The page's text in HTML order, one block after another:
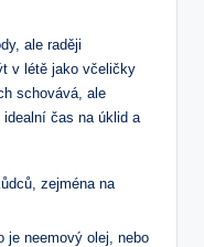
ale raději
v létě jako včeličky
schovává, ale
čas na úklid a
zejména na
je neemový olej, nebo